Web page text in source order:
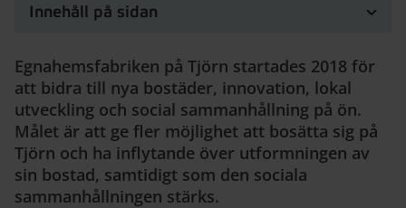
Innehåll på sidan
Egnahemsfabriken på Tjörn startades 2018 för
att bidra till nya bostäder, innovation, lokal
utveckling och social sammanhållning på ön.
Målet är att ge fler möjlighet att bosätta sig på
Tjörn och ha inflytande över utformningen av
sin bostad, samtidigt som den sociala
sammanhållningen stärks.